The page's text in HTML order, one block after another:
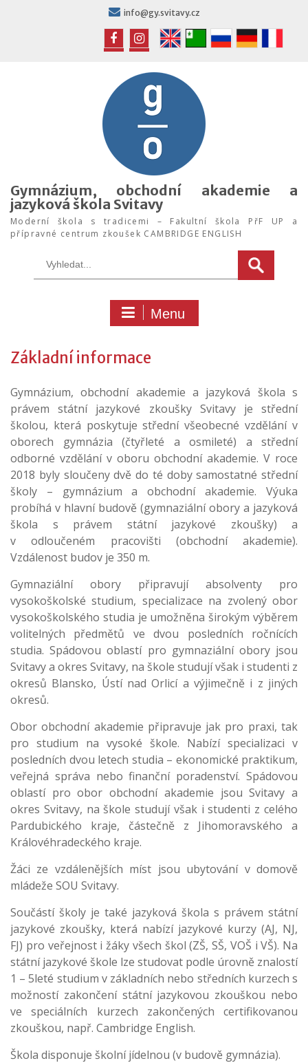
info@gy.svitavy.cz
FB IG
Gymnázium, obchodní akademie a
jazyková škola Svitavy
Moderní škola s tradicemi – Fakultní škola PřF UP a
přípravné centrum zkoušek CAMBRIDGE ENGLISH
Menu
Základní informace
Gymnázium, obchodní akademie a jazyková škola s
právem státní jazykové zkoušky Svitavy je střední
školou, která poskytuje střední všeobecné vzdělání v
oborech gymnázia (čtyřleté a osmileté) a střední
odborné vzdělání v oboru obchodní akademie. V roce
2018 byly sloučeny dvě do té doby samostatné střední
školy – gymnázium a obchodní akademie. Výuka
probíhá v hlavní budově (gymnaziální obory a jazyková
škola s právem státní jazykové zkoušky) a
v odloučeném pracovišti (obchodní akademie).
Vzdálenost budov je 350 m.
Gymnaziální obory připravují absolventy pro
vysokoškolské studium, specializace na zvolený obor
vysokoškolského studia je umožněna širokým výběrem
volitelných předmětů ve dvou posledních ročnících
studia. Spádovou oblastí pro gymnaziální obory jsou
Svitavy a okres Svitavy, na škole studují však i studenti z
okresů Blansko, Ústí nad Orlicí a výjimečně i z jiných
okresů.
Obor obchodní akademie připravuje jak pro praxi, tak
pro studium na vysoké škole. Nabízí specializaci v
posledních dvou letech studia – ekonomické praktikum,
veřejná správa nebo finanční poradenství. Spádovou
oblastí pro obor obchodní akademie jsou Svitavy a
okres Svitavy, na škole studují však i studenti z celého
Pardubického kraje, částečně z Jihomoravského a
Královéhradeckého kraje.
Žáci ze vzdálenějších míst jsou ubytování v domově
mládeže SOU Svitavy.
Součástí školy je také jazyková škola s právem státní
jazykové zkoušky, která nabízí jazykové kurzy (AJ, NJ,
FJ) pro veřejnost i žáky všech škol (ZŠ, SŠ, VOŠ i VŠ). Na
státní jazykové škole lze studovat podle úrovně znalostí
1 – 5leté studium v základních nebo středních kurzech s
možností zakončení státní jazykovou zkouškou nebo
ve speciálních kurzech zakončených certifikovanou
zkouškou, např. Cambridge English.
Škola disponuje školní jídelnou (v budově gymnázia).